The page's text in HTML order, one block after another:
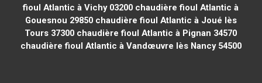
fioul Atlantic à Vichy 03200 chaudière fioul Atlantic à
Gouesnou 29850chaudière fioul Atlantic à Joué lès
Tours 37300 chaudière fioul Atlantic à Pignan 34570
chaudière fioul Atlantic à Vandœuvre lès Nancy 54500